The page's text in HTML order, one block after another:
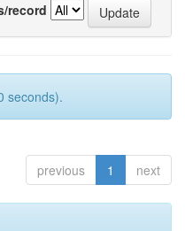
record
seconds).
previous 1 next